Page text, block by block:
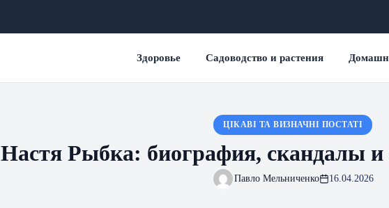
Здоровье Садоводство и растения
ЦІКАВІ ТА ВИЗНАЧНІ ПОСТАТІ
Настя Рыбка: биография, скандалы и
Павло Мельниченко 16.04.2026